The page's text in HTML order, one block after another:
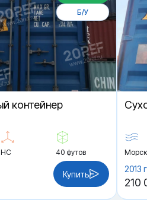
Б/У
контейнер
HC 40 футов
Купить 2013
210